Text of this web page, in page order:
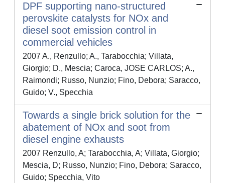
DPF supporting nano-structured
perovskite catalysts for NOx and
diesel soot emission control in
commercial vehicles
2007 A., Renzullo; A., Tarabocchia; Villata,
Giorgio; D., Mescia; Caroca, JOSE CARLOS; A.,
Raimondi; Russo, Nunzio; Fino, Debora; Saracco,
Guido; V., Specchia
Towards a single brick solution for the
abatement of NOx and soot from
diesel engine exhausts
2007 Renzullo, A; Tarabocchia, A; Villata, Giorgio;
Mescia, D; Russo, Nunzio; Fino, Debora; Saracco,
Guido; Specchia, Vito